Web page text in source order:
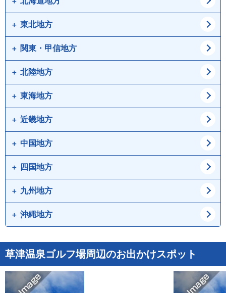
道北
道央
東北地方
青森県
宮城県
山形県
関東・甲信地方
東京都
埼玉県
茨城県
群馬県
長野県
北陸地方
新潟県
石川県
東海地方
愛知県
静岡県
近畿地方
大阪府
京都府
奈良県
中国地方
鳥取県
岡山県
山口県
四国地方
徳島県
愛媛県
九州地方
福岡県
大分県 宮崎県
鹿児島県
沖縄地方
草津温泉ゴルフ場周辺のお出かけスポット